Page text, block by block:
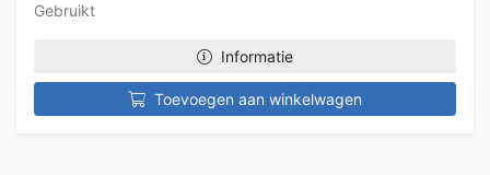
Gebruikt
Informatie
Toevoegen aan winkelwagen